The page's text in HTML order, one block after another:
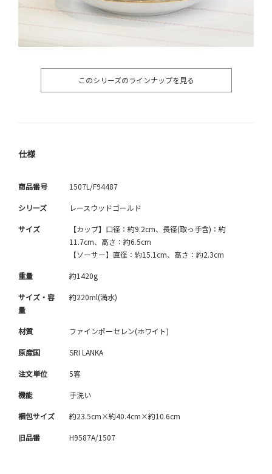
このシリーズのラインナップを見る
仕様
商品番号 1507L/F94487
シリーズ レースウッドゴールド
サイズ
【カップ】口径：約9.2cm、長径(取っ手含)：約
11.7cm、高さ：約6.5cm
【ソーサー】直径：約15.1cm、高さ：約2.3cm
重量 約1420g
サイズ・容
量
約220ml(満水)
材質 ファインポーセレン(ホワイト)
原産国 SRI LANKA
注文単位 5客
機能 手洗い
梱包サイズ 約23.5cm×約40.4cm×約10.6cm
旧品番 H9587A/1507